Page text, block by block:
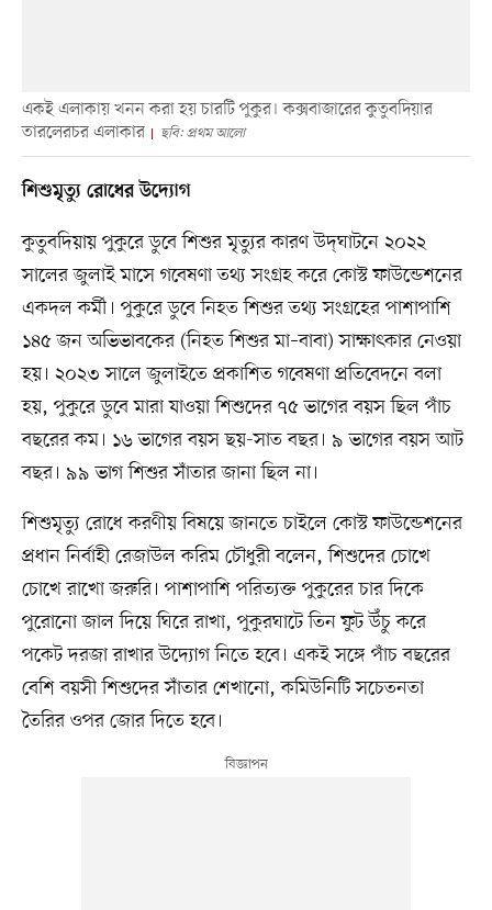
একই এলাকায় খনন করা হয় চারটি পুকুর। কক্সবাজারের কুতুবদিয়ার
তারলেরচর এলাকার
ছবি: প্রথম আলো
শিশুমৃত্যু রোধের উদ্যোগ
কুতুবদিয়ায় পুকুরে ডুবে শিশুর মৃত্যুর কারণ উদ্‌ঘাটনে ২০২২
সালের জুলাই মাসে গবেষণা তথ্য সংগ্রহ করে কোস্ট ফাউন্ডেশনের
একদল কর্মী। পুকুরে ডুবে নিহত শিশুর তথ্য সংগ্রহের পাশাপাশি
১৪৫ জন অভিভাবকের (নিহত শিশুর মা–বাবা) সাক্ষাৎকার নেওয়া
হয়। ২০২৩ সালে জুলাইতে প্রকাশিত গবেষণা প্রতিবেদনে বলা
হয়, পুকুরে ডুবে মারা যাওয়া শিশুদের ৭৫ ভাগের বয়স ছিল পাঁচ
বছরের কম। ১৬ ভাগের বয়স ছয়-সাত বছর। ৯ ভাগের বয়স আট
বছর। ৯৯ ভাগ শিশুর সাঁতার জানা ছিল না।
শিশুমৃত্যু রোধে করণীয় বিষয়ে জানতে চাইলে কোস্ট ফাউন্ডেশনের
প্রধান নির্বাহী রেজাউল করিম চৌধুরী বলেন, শিশুদের চোখে
চোখে রাখো জরুরি। পাশাপাশি পরিত্যক্ত পুকুরের চার দিকে
পুরোনো জাল দিয়ে ঘিরে রাখা, পুকুরঘাটে তিন ফুট উঁচু করে
পকেট দরজা রাখার উদ্যোগ নিতে হবে। একই সঙ্গে পাঁচ বছরের
বেশি বয়সী শিশুদের সাঁতার শেখানো, কমিউনিটি সচেতনতা
তৈরির ওপর জোর দিতে হবে।